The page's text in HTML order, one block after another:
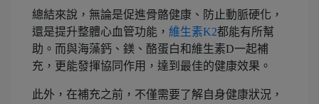
總結來說，無論是促進骨骼健康、防止動脈硬化，
還是提升整體心血管功能， 維生素K2都能有所幫
助。而與海藻鈣、鎂、酪蛋白和維生素D一起補
充，更能發揮協同作用，達到最佳的健康效果。
此外，在補充之前，不僅需要了解自身健康狀況，